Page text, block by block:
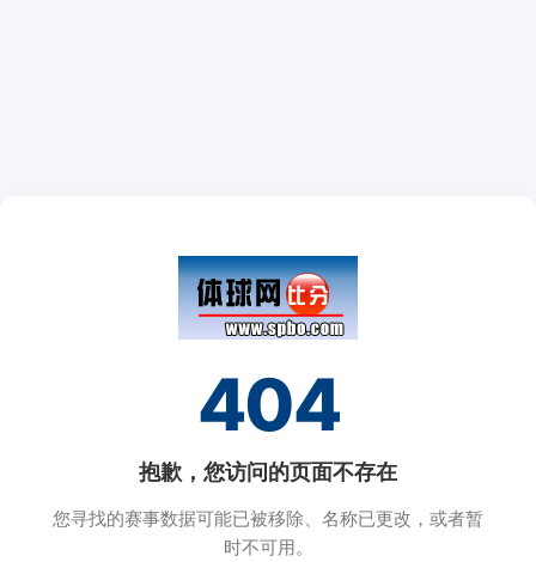
404
抱歉，您访问的页面不存在
您寻找的赛事数据可能已被移除、名称已更改，或者暂
时不可用。